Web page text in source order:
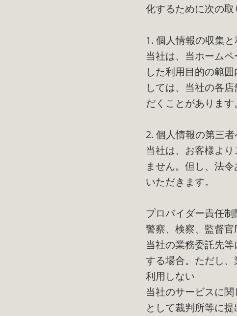
化するために次の取
1. 個人情報の収集と
当社は、当ホーム
した利用目的の範
しては、当社の各
だくことがあります。
2. 個人情報の第三
当社は、お客様よ
ません。但し、法
いただきます。
プロバイダー責任
警察、検察、監督
当社の業務委託先
する場合。ただし
利用しない
当社のサービスに
として裁判所等に